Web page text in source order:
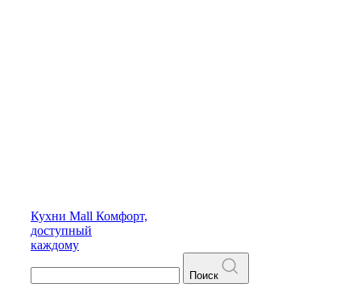
Кухни Mall Комфорт,
доступный
каждому
Поиск